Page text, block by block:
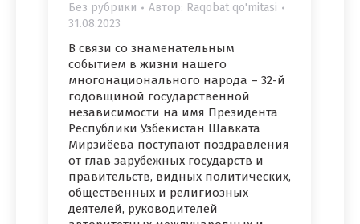
Без рубрики Автор: Raqobat qo'mitasi
31.08.2023
В связи со знаменательным
событием в жизни нашего
многонационального народа – 32-й
годовщиной государственной
независимости на имя Президента
Республики Узбекистан Шавката
Мирзиёева поступают поздравления
от глав зарубежных государств и
правительств, видных политических,
общественных и религиозных
деятелей, руководителей